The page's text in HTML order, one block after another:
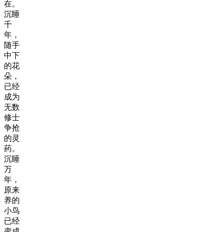
在。
沉睡
千
年，
随手
中下
的花
朵，
已经
成为
无数
修士
争抢
的灵
药。
沉睡
万
年，
原来
养的
小鸟
已经